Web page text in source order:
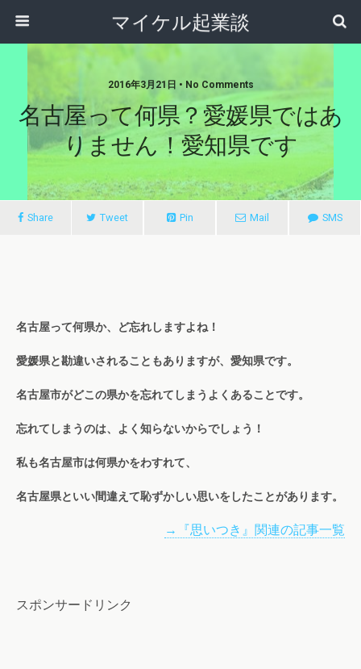
マイケル起業談
2016年3月21日 • No Comments
名古屋って何県？愛媛県ではあ
りません！愛知県です
Share Tweet Pin Mail SMS
名古屋って何県か、ど忘れしますよね！
愛媛県と勘違いされることもありますが、愛知県です。
名古屋市がどこの県かを忘れてしまうよくあることです。
忘れてしまうのは、よく知らないからでしょう！
私も名古屋市は何県かをわすれて、
名古屋県といい間違えて恥ずかしい思いをしたことがあります。
→『思いつき』関連の記事一覧
スポンサードリンク